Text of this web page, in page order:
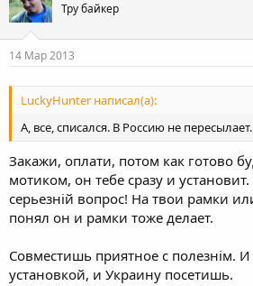
Тру байкер
14 Мар 2013
LuckyHunter написал(а):
А, все, списался. В Россию не пересылает.
Закажи, оплати, потом как готово
мотиком, он тебе сразу и
серьезній вопрос! На твои рамки
понял он и рамки тоже делает.
Совместишь приятное с полезнім.
установкой, и Украину посетишь.